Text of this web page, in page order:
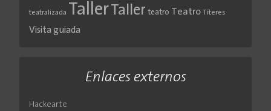
teatralizada TallerTaller teatro Teatro Títeres
Visita guiada
Enlaces externos
Hackearte